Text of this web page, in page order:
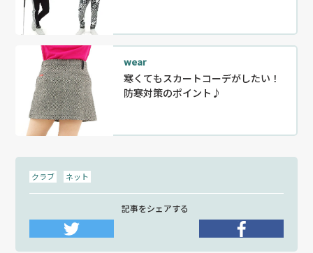
wear
寒くてもスカートコーデがしたい！
防寒対策のポイント♪
クラブ ネット
記事をシェアする